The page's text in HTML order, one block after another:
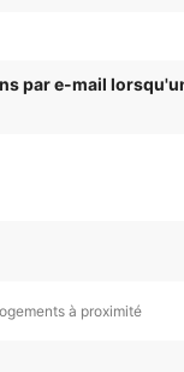
par e-mail
à proximité